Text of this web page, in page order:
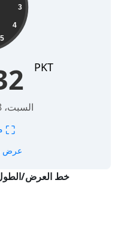
3
4
5
PKT
السبت، 8 أغسطس 2026
⛶
عرض
خط العرض/